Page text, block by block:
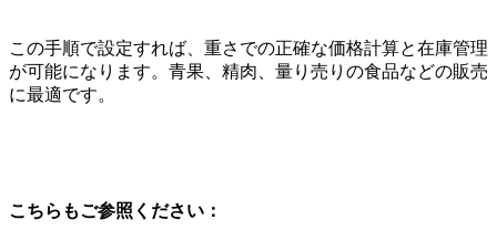
この手順で設定すれば、重さでの正確な価格計算と在庫管理
が可能になります。青果、精肉、量り売りの食品などの販売
に最適です。
こちらもご参照ください：